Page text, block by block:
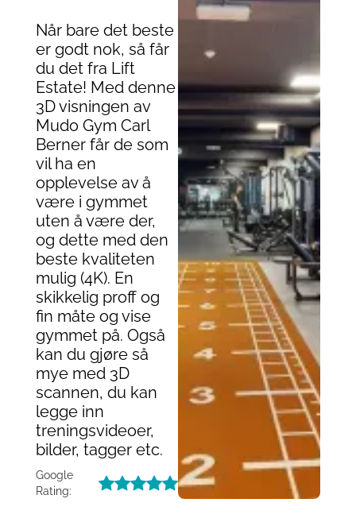
Når bare det beste
er godt nok, så får
du det fra Lift
Estate! Med denne
3D visningen av
Mudo Gym Carl
Berner får de som
vil ha en
opplevelse av å
være i gymmet
uten å være der,
og dette med den
beste kvaliteten
mulig (4K). En
skikkelig proff og
fin måte og vise
gymmet på. Også
kan du gjøre så
mye med 3D
scannen, du kan
legge inn
treningsvideoer,
bilder, tagger etc.
Google
Rating: